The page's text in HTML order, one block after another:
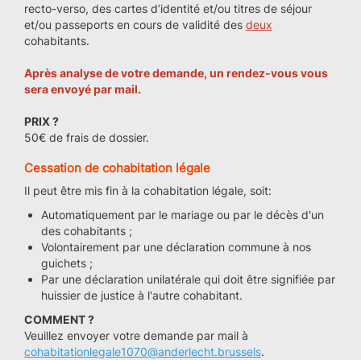
recto-verso, des cartes d’identité et/ou titres de séjour
et/ou passeports en cours de validité des deux
cohabitants.
Après analyse de votre demande, un rendez-vous vous
sera envoyé par mail.
PRIX ?
50€ de frais de dossier.
Cessation de cohabitation légale
Il peut être mis fin à la cohabitation légale, soit:
Automatiquement par le mariage ou par le décès d'un
des cohabitants ;
Volontairement par une déclaration commune à nos
guichets ;
Par une déclaration unilatérale qui doit être signifiée par
huissier de justice à l'autre cohabitant.
COMMENT ?
Veuillez envoyer votre demande par mail à
cohabitationlegale1070@anderlecht.brussels.